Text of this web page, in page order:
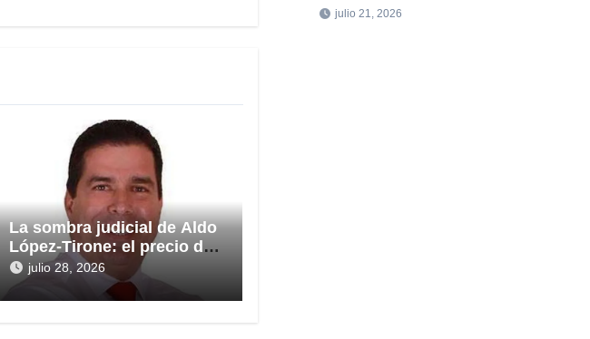
La sombra judicial de Aldo
López-Tirone: el precio de
convertir la comunicación
en arma
julio 28, 2026
julio 21, 2026